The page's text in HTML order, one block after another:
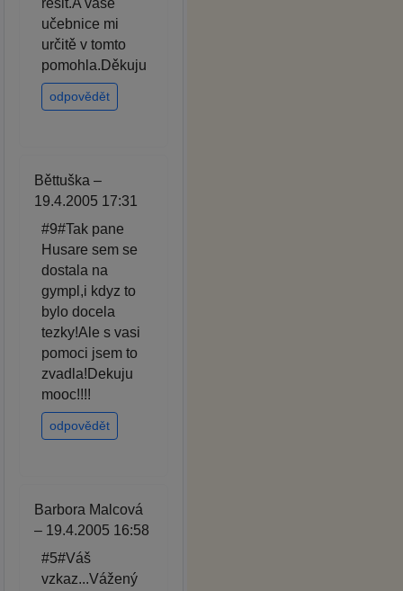
řešit.A vaše
učebnice mi
určitě v tomto
pomohla.Děkuju
odpovědět
Běttuška –
19.4.2005 17:31
#9#Tak pane
Husare sem se
dostala na
gympl,i kdyz to
bylo docela
tezky!Ale s vasi
pomoci jsem to
zvadla!Dekuju
mooc!!!!
odpovědět
Barbora Malcová
– 19.4.2005 16:58
#5#Váš
vzkaz...Vážený